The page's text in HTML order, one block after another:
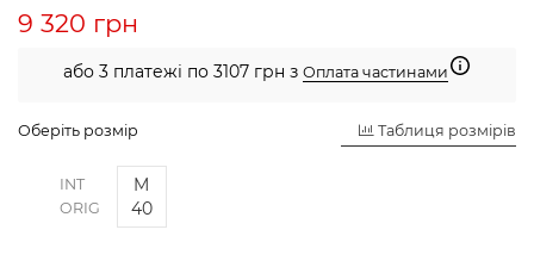
9 320 грн
або 3 платежі по 3107 грн з Оплата частинами
Оберіть розмір Таблиця розмірів
INT
ORIG
M
40